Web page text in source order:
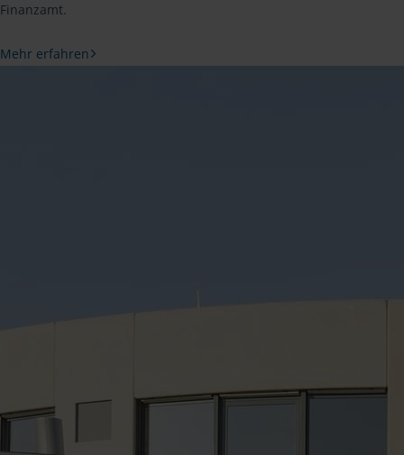
Finanzamt.
Mehr erfahren